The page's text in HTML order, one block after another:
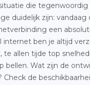
die tegenwoordig
duidelijk zijn: vandaag
een
internet ben je altijd
allen tijde top
bellen. Wat zijn de
Check de